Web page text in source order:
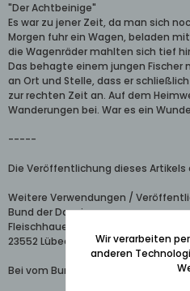
"Der Achtbeinige"
Es war zu jener Zeit, da man sich
Morgen fuhr ein Wagen, beladen
die Wagenräder mahlten sich tief
Das behagte einem jungen Fischer
an Ort und Stelle, dass er
zur rechten Zeit an. Auf dem
Wanderungen bei. War es ein
-----
Die Veröffentlichung dieses
Weitere Verwendungen /
Bund der Danziger
Fleischhauerstr. 37
23552 Lübeck
Bei vom Bund der Danziger
Wir verarbeiten
anderen